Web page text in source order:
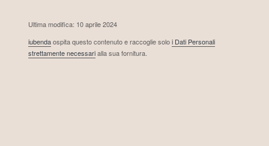
Ultima modifica: 10 aprile 2024
iubendaospita questo contenuto e raccoglie soloi Dati Personali
strettamente necessarialla sua fornitura.